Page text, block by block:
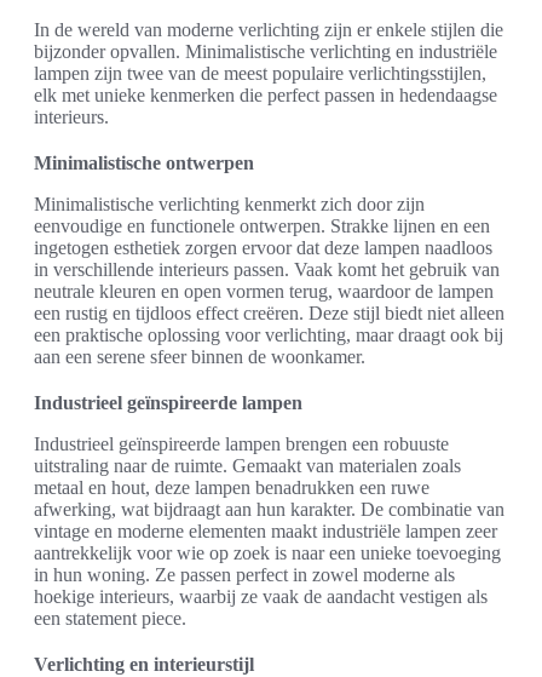
In de wereld van moderne verlichting zijn er enkele stijlen die
bijzonder opvallen. Minimalistische verlichting en industriële
lampen zijn twee van de meest populaire verlichtingsstijlen,
elk met unieke kenmerken die perfect passen in hedendaagse
interieurs.
Minimalistische ontwerpen
Minimalistische verlichting kenmerkt zich door zijn
eenvoudige en functionele ontwerpen. Strakke lijnen en een
ingetogen esthetiek zorgen ervoor dat deze lampen naadloos
in verschillende interieurs passen. Vaak komt het gebruik van
neutrale kleuren en open vormen terug, waardoor de lampen
een rustig en tijdloos effect creëren. Deze stijl biedt niet alleen
een praktische oplossing voor verlichting, maar draagt ook bij
aan een serene sfeer binnen de woonkamer.
Industrieel geïnspireerde lampen
Industrieel geïnspireerde lampen brengen een robuuste
uitstraling naar de ruimte. Gemaakt van materialen zoals
metaal en hout, deze lampen benadrukken een ruwe
afwerking, wat bijdraagt aan hun karakter. De combinatie van
vintage en moderne elementen maakt industriële lampen zeer
aantrekkelijk voor wie op zoek is naar een unieke toevoeging
in hun woning. Ze passen perfect in zowel moderne als
hoekige interieurs, waarbij ze vaak de aandacht vestigen als
een statement piece.
Verlichting en interieurstijl